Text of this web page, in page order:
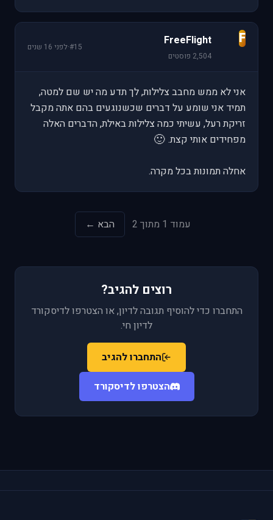
F
FreeFlight
2,504 פוסטים
#15
·לפני 16 שנים
אני לא ממש מחבב צלילות, לך תדע מה יש שם למטה,
תמיד אני שומע על דברים שכשנוגעים בהם אתה מקבל
זריקת רעל, עשיתי כמה צלילות באילת, הדברים האלה
מפחידים אותי קצת. 🙂
אחלה תמונות בכל מקרה.
עמוד 1 מתוך 2 הבא ←
רוצים להגיב?
התחברו כדי להוסיף תגובה לדיון, או הצטרפו לדיסקורד
לדיון חי.
התחברו להגיב
הצטרפו לדיסקורד